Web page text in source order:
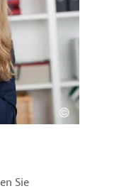
Sie